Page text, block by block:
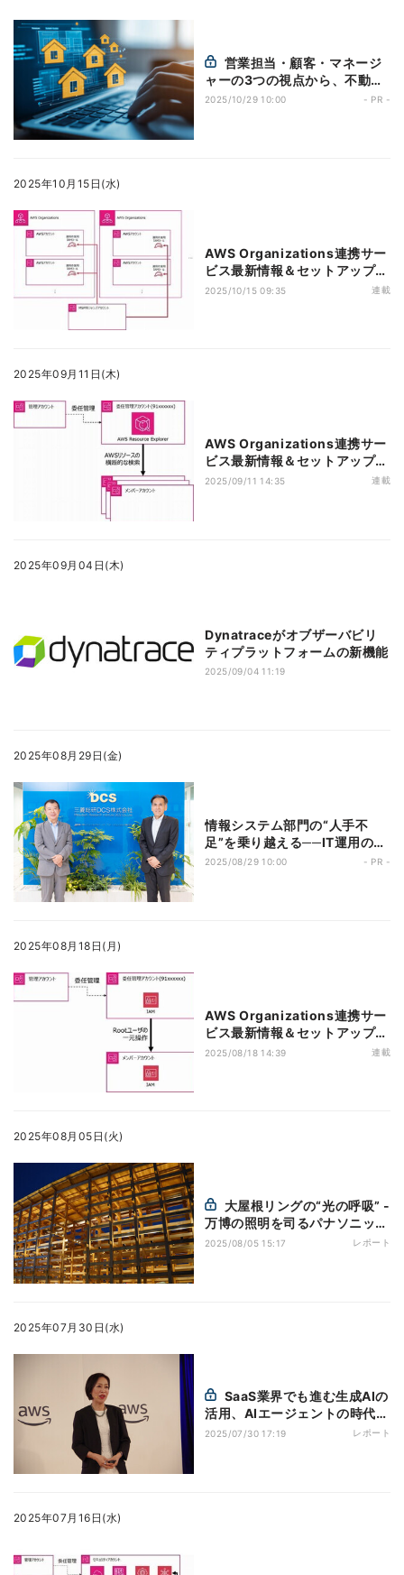
ャーの3つの視点から、不動産
業務にAIがもたらす価値を読み
2025/10/29 10:00 - PR -
2025年10月15日(水)
AWS Organizations連携サー
ビス最新情報＆セットアップの
コツ 第26回 AWS IAM
2025/10/15 09:35 連載
2025年09月11日(木)
AWS Organizations連携サー
ビス最新情報＆セットアップの
コツ 第25回 AWS Resource
2025/09/11 14:35 連載
2025年09月04日(木)
Dynatraceがオブザーバビリ
ティプラットフォームの新機能
2025/09/04 11:19
2025年08月29日(金)
情報システム部門の“人手不
足”を乗り越える──IT運用のプ
ロが考える “守りのIT”の効率化
2025/08/29 10:00 - PR -
2025年08月18日(月)
AWS Organizations連携サー
ビス最新情報＆セットアップの
コツ 第24回 Centralize root
2025/08/18 14:39 連載
2025年08月05日(火)
万博の照明を司るパナソニック
EWの「YOI-en」とは
2025/08/05 15:17 レポート
2025年07月30日(水)
活用、AIエージェントの時代に
求められる3つの機能とは？
2025/07/30 17:19 レポート
2025年07月16日(水)